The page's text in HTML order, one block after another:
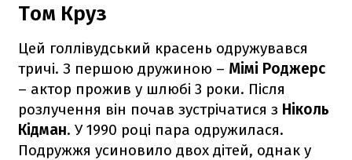
Том Круз
Цей голлівудський красень одружувався
тричі. З першою дружиною – Мімі Роджерс
– актор прожив у шлюбі 3 роки. Після
розлучення він почав зустрічатися з Ніколь
Кідман. У 1990 році пара одружилася.
Подружжя усиновило двох дітей, однак у